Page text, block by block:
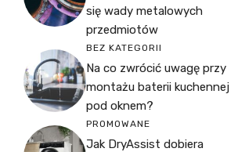
się wady metalowych
przedmiotów
BEZ KATEGORII
Na co zwrócić uwagę przy
montażu baterii kuchennej
pod oknem?
PROMOWANE
Jak DryAssist dobiera